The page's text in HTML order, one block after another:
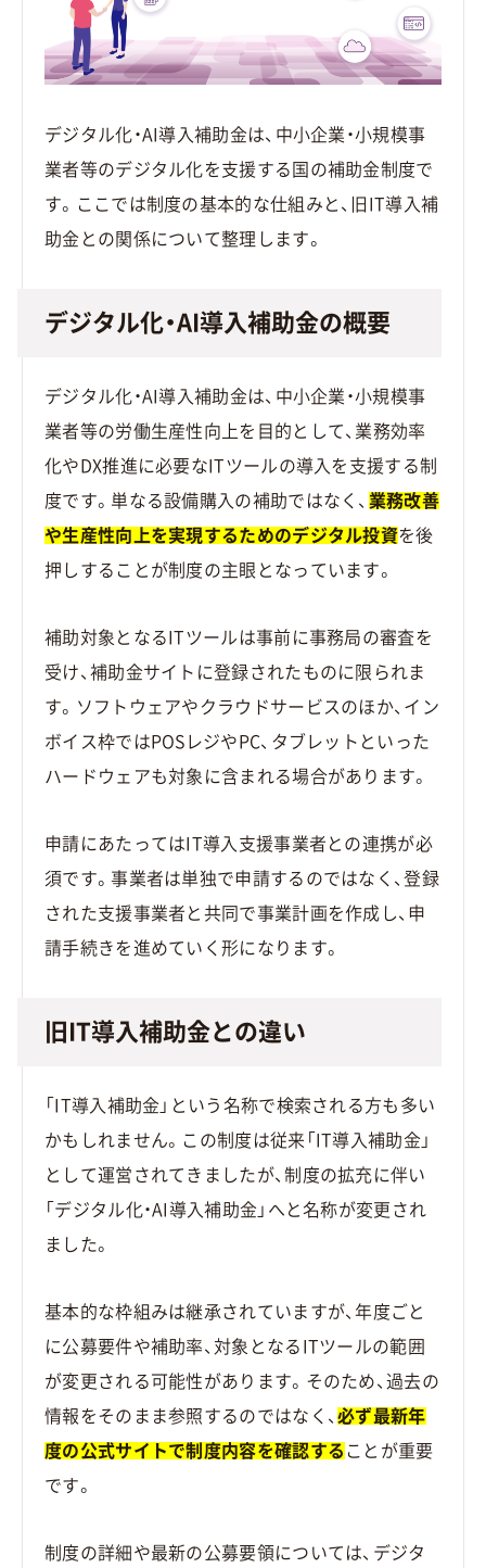
デジタル化・AI導入補助金は、中小企業・小規模事
業者等のデジタル化を支援する国の補助金制度で
す。ここでは制度の基本的な仕組みと、旧IT導入補
助金との関係について整理します。
デジタル化・AI導入補助金の概要
デジタル化・AI導入補助金は、中小企業・小規模事
業者等の労働生産性向上を目的として、業務効率
化やDX推進に必要なITツールの導入を支援する制
度です。単なる設備購入の補助ではなく、 業務改善
や生産性向上を実現するためのデジタル投資を後
押しすることが制度の主眼となっています。
補助対象となるITツールは事前に事務局の審査を
受け、補助金サイトに登録されたものに限られま
す。ソフトウェアやクラウドサービスのほか、イン
ボイス枠ではPOSレジやPC、タブレットといった
ハードウェアも対象に含まれる場合があります。
申請にあたってはIT導入支援事業者との連携が必
須です。事業者は単独で申請するのではなく、登録
された支援事業者と共同で事業計画を作成し、申
請手続きを進めていく形になります。
旧IT導入補助金との違い
「IT導入補助金」という名称で検索される方も多い
かもしれません。この制度は従来「IT導入補助金」
として運営されてきましたが、制度の拡充に伴い
「デジタル化・AI導入補助金」へと名称が変更され
ました。
基本的な枠組みは継承されていますが、年度ごと
に公募要件や補助率、対象となるITツールの範囲
が変更される可能性があります。そのため、過去の
情報をそのまま参照するのではなく、必ず最新年
度の公式サイトで制度内容を確認する ことが重要
です。
制度の詳細や最新の公募要領については、デジタ